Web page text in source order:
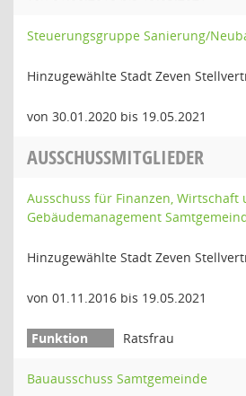
Steuerungsgruppe Sanierung/
Hinzugewählte Stadt Zeven
von 30.01.2020 bis 19.05.2021
AUSSCHUSSMITGLIEDER
Ausschuss für Finanzen, Wirtschaft
Gebäudemanagement
Hinzugewählte Stadt Zeven
von 01.11.2016 bis 19.05.2021
Ratsfrau
Bauausschuss Samtgemeinde